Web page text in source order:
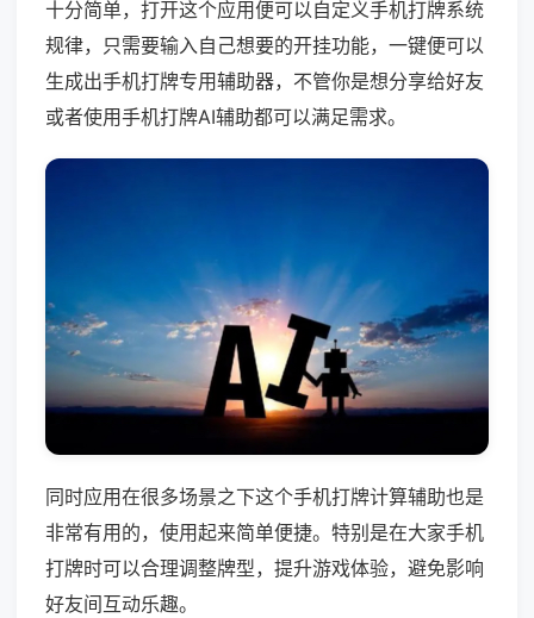
十分简单，打开这个应用便可以自定义手机打牌系统
规律，只需要输入自己想要的开挂功能，一键便可以
生成出手机打牌专用辅助器，不管你是想分享给好友
或者使用手机打牌AI辅助都可以满足需求。
同时应用在很多场景之下这个手机打牌计算辅助也是
非常有用的，使用起来简单便捷。特别是在大家手机
打牌时可以合理调整牌型，提升游戏体验，避免影响
好友间互动乐趣。